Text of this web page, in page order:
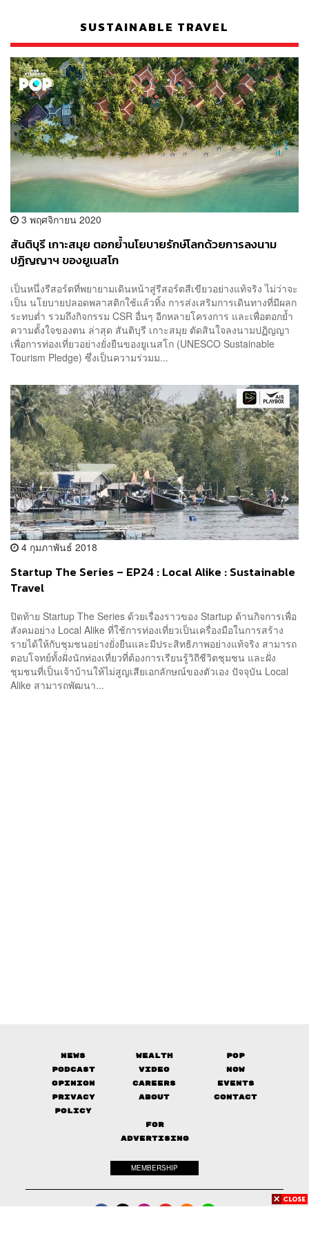
SUSTAINABLE TRAVEL
3 พฤศจิกายน 2020
สันติบุรี เกาะสมุย ตอกย้ำนโยบายรักษ์โลกด้วยการลงนาม
ปฏิญญาฯ ของยูเนสโก
เป็นหนึ่งรีสอร์ตที่พยายามเดินหน้าสู่รีสอร์ตสีเขียวอย่างแท้จริง ไม่ว่าจะ
เป็น นโยบายปลอดพลาสติกใช้แล้วทิ้ง การส่งเสริมการเดินทางที่มีผลก
ระทบต่ำ รวมถึงกิจกรรม CSR อื่นๆ อีกหลายโครงการ และเพื่อตอกย้ำ
ความตั้งใจของตน ล่าสุด สันติบุรี เกาะสมุย ตัดสินใจลงนามปฏิญญา
เพื่อการท่องเที่ยวอย่างยั่งยืนของยูเนสโก (UNESCO Sustainable
Tourism Pledge) ซึ่งเป็นความร่วมม...
4 กุมภาพันธ์ 2018
Startup The Series – EP24 : Local Alike : Sustainable
Travel
ปิดท้าย Startup The Series ด้วยเรื่องราวของ Startup ด้านกิจการเพื่อ
สังคมอย่าง Local Alike ที่ใช้การท่องเที่ยวเป็นเครื่องมือในการสร้าง
รายได้ให้กับชุมชนอย่างยั่งยืนและมีประสิทธิภาพอย่างแท้จริง สามารถ
ตอบโจทย์ทั้งฝั่งนักท่องเที่ยวที่ต้องการเรียนรู้วิถีชีวิตชุมชน และฝั่ง
ชุมชนที่เป็นเจ้าบ้านให้ไม่สูญเสียเอกลักษณ์ของตัวเอง ปัจจุบัน Local
Alike สามารถพัฒนา...
News Wealth
Pop
Podcast
Video
Now
Opinion
Careers
Events
Privacy
Policy
About Contact
FOR
ADVERTISING
MEMBERSHIP